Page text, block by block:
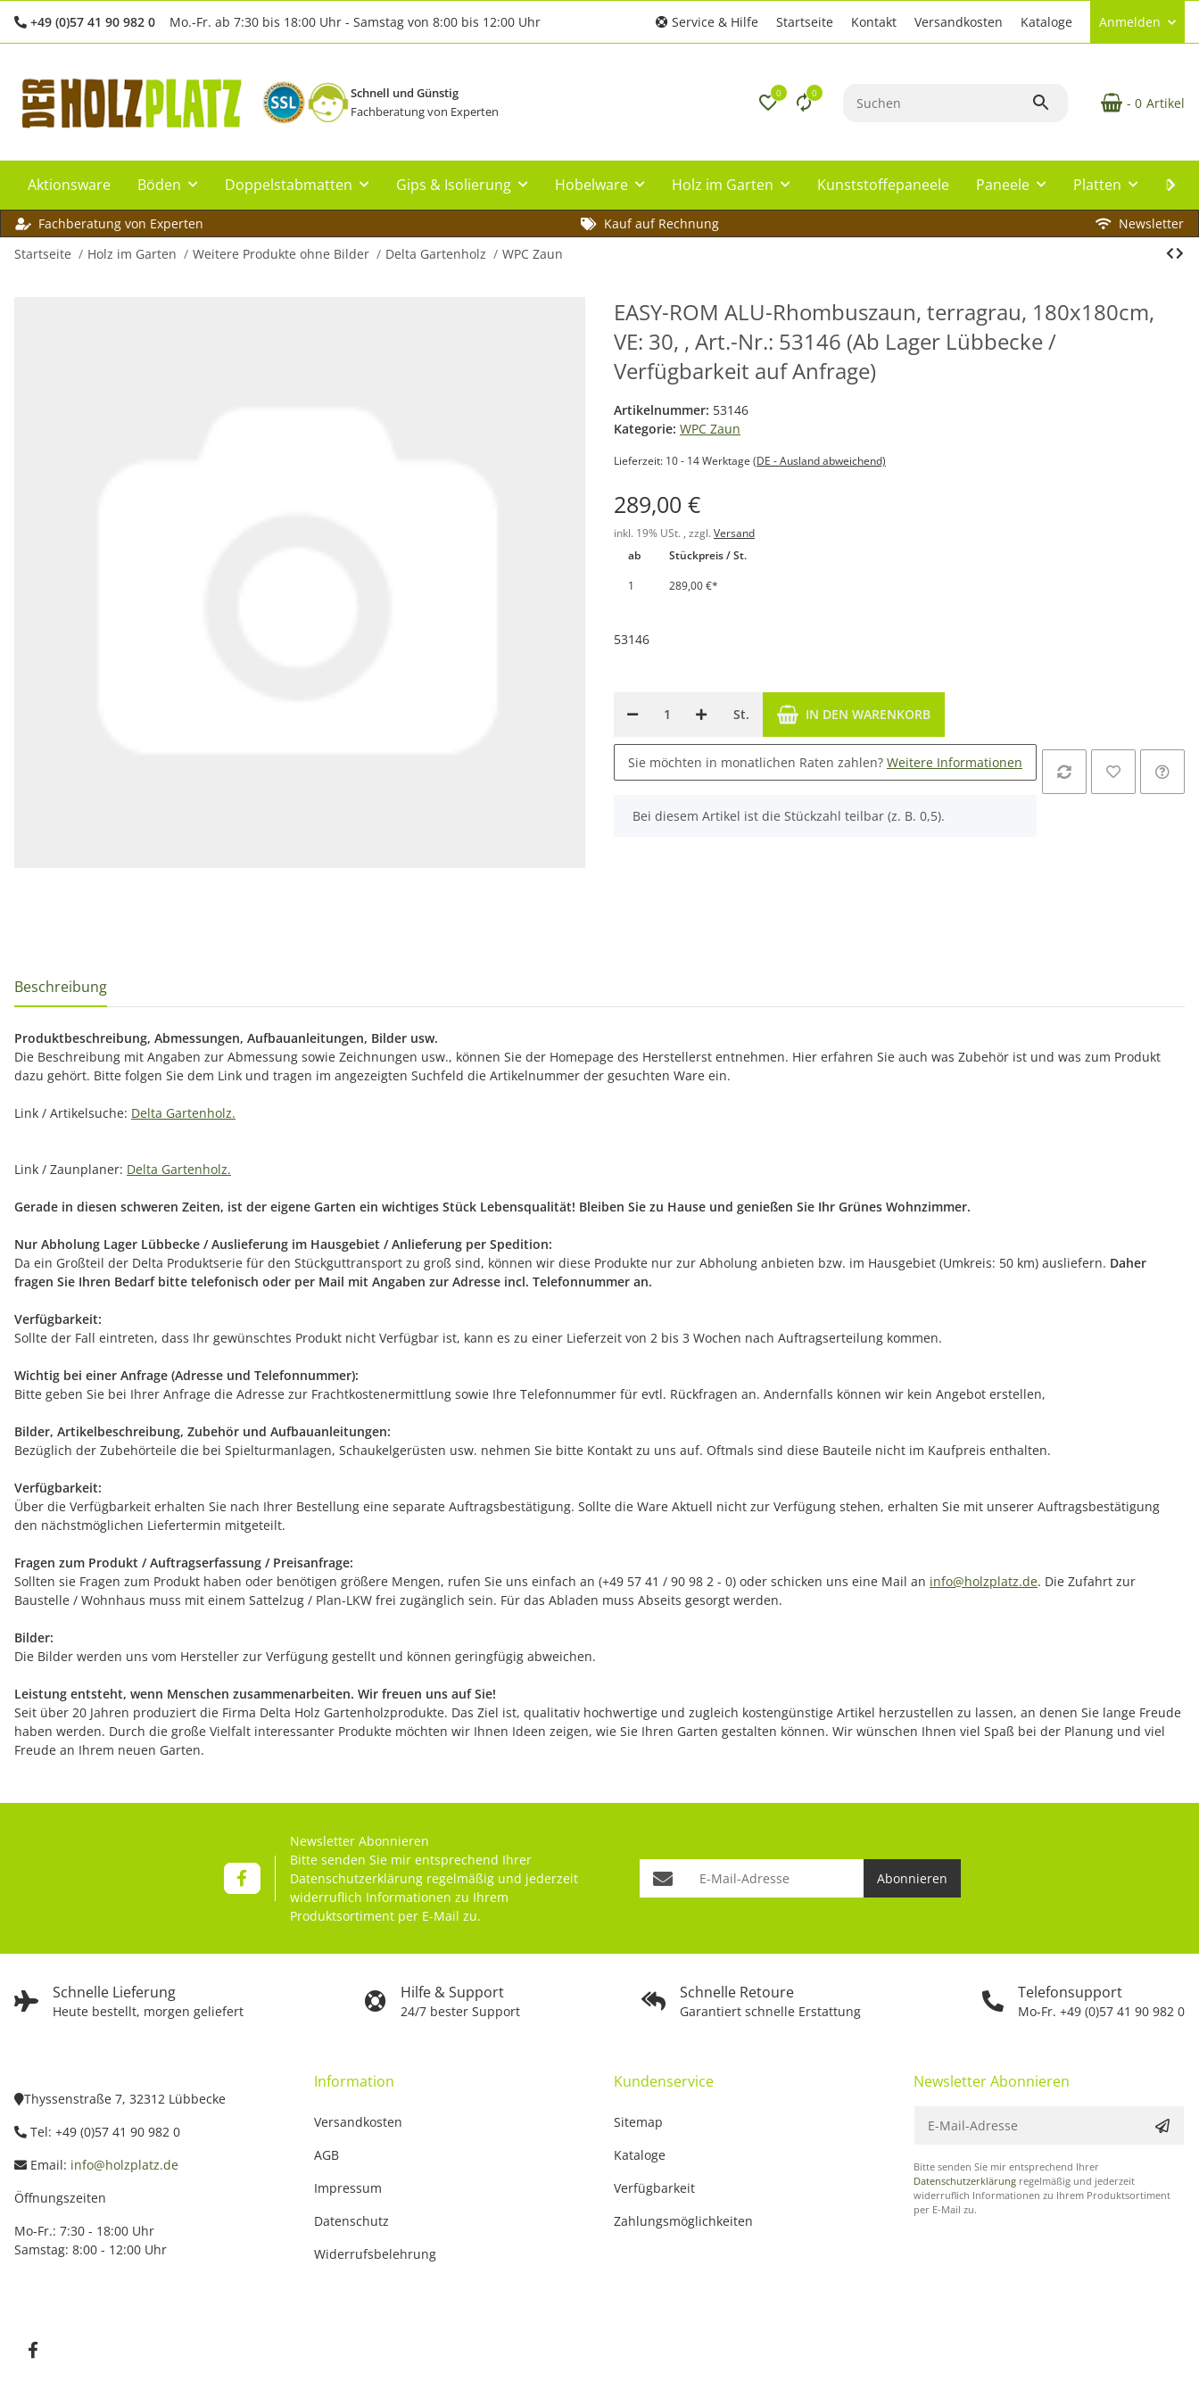
+49 (0)57 41 90 982 0 Mo.-Fr. ab 7:30 bis 18:00 Uhr - Samstag von 8:00 bis 12:00 Uhr Service & Hilfe Startseite Kontakt Versandkosten Kataloge Anmelden
Schnell und Günstig
Fachberatung von Experten
0 0
- 0 Artikel
Aktionsware Böden Doppelstabmatten Gips & Isolierung Hobelware Holz im Garten Kunststoffepaneele Paneele Platten
Fachberatung von Experten Kauf auf Rechnung
Newsletter
Startseite
Holz im Garten Weitere Produkte ohne Bilder Delta Gartenholz WPC Zaun
EASY-ROM ALU-Rhombuszaun, terragrau, 180x180cm,
VE: 30, , Art.-Nr.: 53146 (Ab Lager Lübbecke /
Verfügbarkeit auf Anfrage)
Artikelnummer: 53146
Kategorie: WPC Zaun
Lieferzeit: 10 - 14 Werktage (DE - Ausland abweichend)
289,00 €
inkl. 19% USt. , zzgl. Versand
ab
Stückpreis / St.
1
289,00 €*
53146
St. IN DEN WARENKORB
Sie möchten in monatlichen Raten zahlen? Weitere Informationen
x
Bei diesem Artikel ist die Stückzahl teilbar (z. B. 0,5).
Beschreibung
Produktbeschreibung, Abmessungen, Aufbauanleitungen, Bilder usw.
Die Beschreibung mit Angaben zur Abmessung sowie Zeichnungen usw., können Sie der Homepage des Herstellerst entnehmen. Hier erfahren Sie auch was Zubehör ist und was zum Produkt
dazu gehört. Bitte folgen Sie dem Link und tragen im angezeigten Suchfeld die Artikelnummer der gesuchten Ware ein.
Link / Artikelsuche: Delta Gartenholz.
Link / Zaunplaner: Delta Gartenholz.
Gerade in diesen schweren Zeiten, ist der eigene Garten ein wichtiges Stück Lebensqualität! Bleiben Sie zu Hause und genießen Sie Ihr Grünes Wohnzimmer.
Nur Abholung Lager Lübbecke / Auslieferung im Hausgebiet / Anlieferung per Spedition:
Da ein Großteil der Delta Produktserie für den Stückguttransport zu groß sind, können wir diese Produkte nur zur Abholung anbieten bzw. im Hausgebiet (Umkreis: 50 km) ausliefern. Daher
fragen Sie Ihren Bedarf bitte telefonisch oder per Mail mit Angaben zur Adresse incl. Telefonnummer an.
Verfügbarkeit:
Sollte der Fall eintreten, dass Ihr gewünschtes Produkt nicht Verfügbar ist, kann es zu einer Lieferzeit von 2 bis 3 Wochen nach Auftragserteilung kommen.
Wichtig bei einer Anfrage (Adresse und Telefonnummer):
Bitte geben Sie bei Ihrer Anfrage die Adresse zur Frachtkostenermittlung sowie Ihre Telefonnummer für evtl. Rückfragen an. Andernfalls können wir kein Angebot erstellen,
Bilder, Artikelbeschreibung, Zubehör und Aufbauanleitungen:
Bezüglich der Zubehörteile die bei Spielturmanlagen, Schaukelgerüsten usw. nehmen Sie bitte Kontakt zu uns auf. Oftmals sind diese Bauteile nicht im Kaufpreis enthalten.
Verfügbarkeit:
Über die Verfügbarkeit erhalten Sie nach Ihrer Bestellung eine separate Auftragsbestätigung. Sollte die Ware Aktuell nicht zur Verfügung stehen, erhalten Sie mit unserer Auftragsbestätigung
den nächstmöglichen Liefertermin mitgeteilt.
Fragen zum Produkt / Auftragserfassung / Preisanfrage:
Sollten sie Fragen zum Produkt haben oder benötigen größere Mengen, rufen Sie uns einfach an (+49 57 41 / 90 98 2 - 0) oder schicken uns eine Mail an info@holzplatz.de. Die Zufahrt zur
Baustelle / Wohnhaus muss mit einem Sattelzug / Plan-LKW frei zugänglich sein. Für das Abladen muss Abseits gesorgt werden.
Bilder:
Die Bilder werden uns vom Hersteller zur Verfügung gestellt und können geringfügig abweichen.
Leistung entsteht, wenn Menschen zusammenarbeiten. Wir freuen uns auf Sie!
Seit über 20 Jahren produziert die Firma Delta Holz Gartenholzprodukte. Das Ziel ist, qualitativ hochwertige und zugleich kostengünstige Artikel herzustellen zu lassen, an denen Sie lange Freude
haben werden. Durch die große Vielfalt interessanter Produkte möchten wir Ihnen Ideen zeigen, wie Sie Ihren Garten gestalten können. Wir wünschen Ihnen viel Spaß bei der Planung und viel
Freude an Ihrem neuen Garten.
Schnelle Lieferung
Heute bestellt, morgen geliefert
Hilfe & Support
24/7 bester Support
Schnelle Retoure
Garantiert schnelle Erstattung
Telefonsupport
Mo-Fr. +49 (0)57 41 90 982 0
Newsletter Abonnieren
Bitte senden Sie mir entsprechend Ihrer
Datenschutzerklärung regelmäßig und jederzeit
widerruflich Informationen zu Ihrem
Produktsortiment per E-Mail zu.
Abonnieren
Thyssenstraße 7, 32312 Lübbecke
Tel: +49 (0)57 41 90 982 0
Email: info@holzplatz.de
Öffnungszeiten
Mo-Fr.: 7:30 - 18:00 Uhr
Samstag: 8:00 - 12:00 Uhr
Information
Versandkosten
AGB
Impressum
Datenschutz
Widerrufsbelehrung
Kundenservice
Sitemap
Kataloge
Verfügbarkeit
Zahlungsmöglichkeiten
Newsletter Abonnieren
Bitte senden Sie mir entsprechend Ihrer
Datenschutzerklärung regelmäßig und jederzeit
widerruflich Informationen zu Ihrem Produktsortiment
per E-Mail zu.